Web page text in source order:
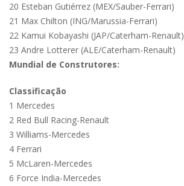
20 Esteban Gutiérrez (MEX/Sauber-Ferrari)
21 Max Chilton (ING/Marussia-Ferrari)
22 Kamui Kobayashi (JAP/Caterham-Renault)
23 Andre Lotterer (ALE/Caterham-Renault)
Mundial de Construtores:
Classificação
1 Mercedes
2 Red Bull Racing-Renault
3 Williams-Mercedes
4 Ferrari
5 McLaren-Mercedes
6 Force India-Mercedes